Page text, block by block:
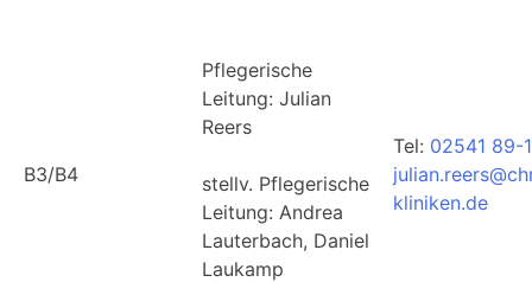
B3/B4
Pflegerische
Leitung: Julian
Reers
stellv. Pflegerische
Leitung: Andrea
Lauterbach, Daniel
Laukamp
Tel: 02541 89-
kliniken.de